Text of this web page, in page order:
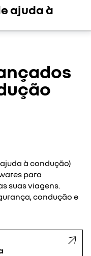
ajuda à
à condução)
para
suas viagens.
condução e